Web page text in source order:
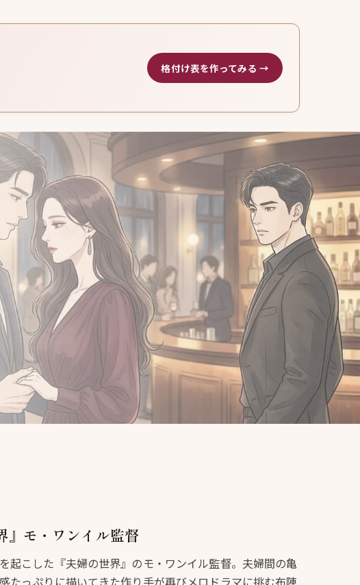
格付け表を作ってみる →
』モ・ワンイル監督
起こした『夫婦の世界』のモ・ワンイル監督。夫婦間の亀
たっぷりに描いてきた作り手が再びメロドラマに挑む布陣